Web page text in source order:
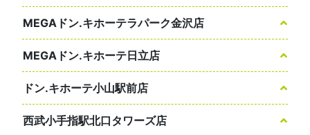
MEGAドン.キホーテラパーク金沢店
MEGAドン.キホーテ日立店
ドン.キホーテ小山駅前店
西武小手指駅北口タワーズ店